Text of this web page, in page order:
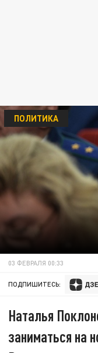
ПОЛИТИКА
03 ФЕВРАЛЯ 00:33
ПОДПИШИТЕСЬ:
Наталья
заниматься на